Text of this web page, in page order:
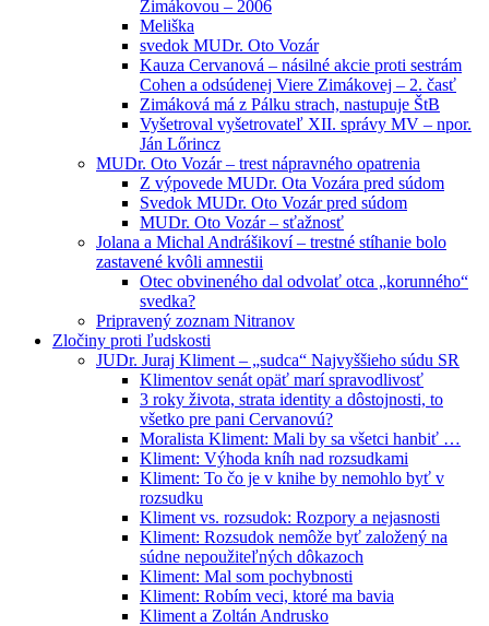
Zimákovou – 2006
Meliška
svedok MUDr. Oto Vozár
Kauza Cervanová – násilné akcie proti sestrám
Cohen a odsúdenej Viere Zimákovej – 2. časť
Zimáková má z Pálku strach, nastupuje ŠtB
Vyšetroval vyšetrovateľ XII. správy MV – npor.
Ján Lőrincz
MUDr. Oto Vozár – trest nápravného opatrenia
Z výpovede MUDr. Ota Vozára pred súdom
Svedok MUDr. Oto Vozár pred súdom
MUDr. Oto Vozár – sťažnosť
Jolana a Michal Andrášikoví – trestné stíhanie bolo
zastavené kvôli amnestii
Otec obvineného dal odvolať otca „korunného“
svedka?
Pripravený zoznam Nitranov
Zločiny proti ľudskosti
JUDr. Juraj Kliment – „sudca“ Najvyššieho súdu SR
Klimentov senát opäť marí spravodlivosť
3 roky života, strata identity a dôstojnosti, to
všetko pre pani Cervanovú?
Moralista Kliment: Mali by sa všetci hanbiť …
Kliment: Výhoda kníh nad rozsudkami
Kliment: To čo je v knihe by nemohlo byť v
rozsudku
Kliment vs. rozsudok: Rozpory a nejasnosti
Kliment: Rozsudok nemôže byť založený na
súdne nepoužiteľných dôkazoch
Kliment: Mal som pochybnosti
Kliment: Robím veci, ktoré ma bavia
Kliment a Zoltán Andrusko